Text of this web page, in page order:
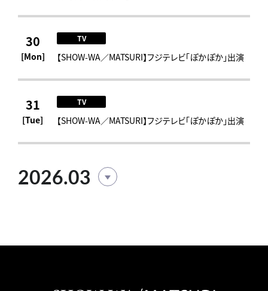
30
[Mon]
TV
【SHOW-WA／MATSURI】フジテレビ「ぽかぽか」出演
31
[Tue]
TV
【SHOW-WA／MATSURI】フジテレビ「ぽかぽか」出演
2026.03